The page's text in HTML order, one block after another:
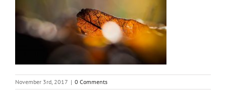
November 3rd, 2017 | 0 Comments